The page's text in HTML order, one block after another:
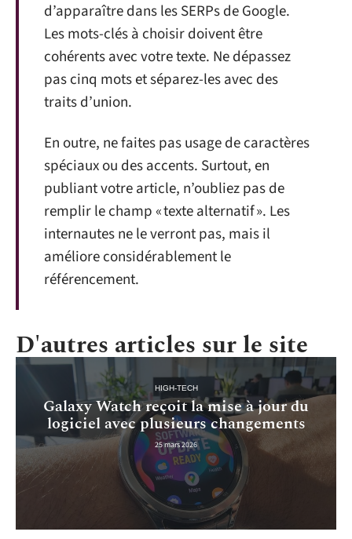
d’apparaître dans les SERPs de Google.
Les mots-clés à choisir doivent être
cohérents avec votre texte. Ne dépassez
pas cinq mots et séparez-les avec des
traits d’union.
En outre, ne faites pas usage de caractères
spéciaux ou des accents. Surtout, en
publiant votre article, n’oubliez pas de
remplir le champ « texte alternatif ». Les
internautes ne le verront pas, mais il
améliore considérablement le
référencement.
D'autres articles sur le site
HIGH-TECH
Galaxy Watch reçoit la mise à jour du
logiciel avec plusieurs changements
25 mars 2026